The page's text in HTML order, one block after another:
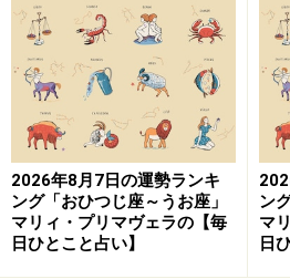
9位：さそり座／蠍座（
日生まれ）
見栄を張るのは禁物。本当の姿
そう。
＞今週の運勢！ 章月綾乃の【大
2026年8月7日の運勢ランキ
ング「おひつじ座～うお座」
マリィ・プリマヴェラの【毎
日ひとこと占い】
ン
マ
日